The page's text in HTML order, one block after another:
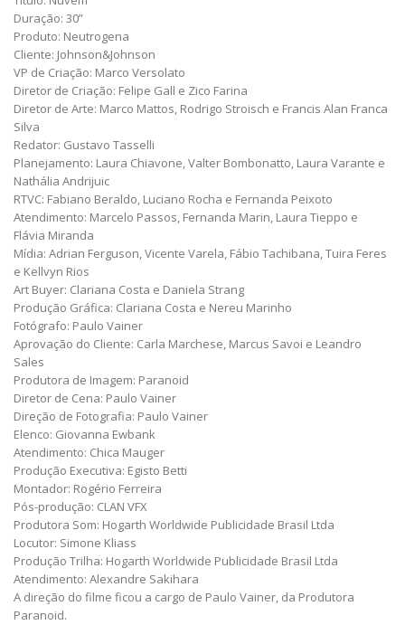
Duração: 30”
Produto: Neutrogena
Cliente: Johnson&Johnson
VP de Criação: Marco Versolato
Diretor de Criação: Felipe Gall e Zico Farina
Diretor de Arte: Marco Mattos, Rodrigo Stroisch e Francis Alan Franca
Silva
Redator: Gustavo Tasselli
Planejamento: Laura Chiavone, Valter Bombonatto, Laura Varante e
Nathália Andrijuic
RTVC: Fabiano Beraldo, Luciano Rocha e Fernanda Peixoto
Atendimento: Marcelo Passos, Fernanda Marin, Laura Tieppo e
Flávia Miranda
Mídia: Adrian Ferguson, Vicente Varela, Fábio Tachibana, Tuira Feres
e Kellvyn Rios
Art Buyer: Clariana Costa e Daniela Strang
Produção Gráfica: Clariana Costa e Nereu Marinho
Fotógrafo: Paulo Vainer
Aprovação do Cliente: Carla Marchese, Marcus Savoi e Leandro
Sales
Produtora de Imagem: Paranoid
Diretor de Cena: Paulo Vainer
Direção de Fotografia: Paulo Vainer
Elenco: Giovanna Ewbank
Atendimento: Chica Mauger
Produção Executiva: Egisto Betti
Montador: Rogério Ferreira
Pós-produção: CLAN VFX
Produtora Som: Hogarth Worldwide Publicidade Brasil Ltda
Locutor: Simone Kliass
Produção Trilha: Hogarth Worldwide Publicidade Brasil Ltda
Atendimento: Alexandre Sakihara
A direção do filme ficou a cargo de Paulo Vainer, da Produtora
Paranoid.